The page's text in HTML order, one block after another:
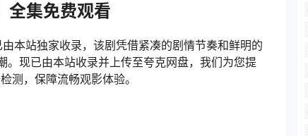
全集免费观看
由本站独家收录，该剧凭借紧凑的剧情节奏和鲜明的
现已由本站收录并上传至夸克网盘，我们为您提
测，保障流畅观影体验。